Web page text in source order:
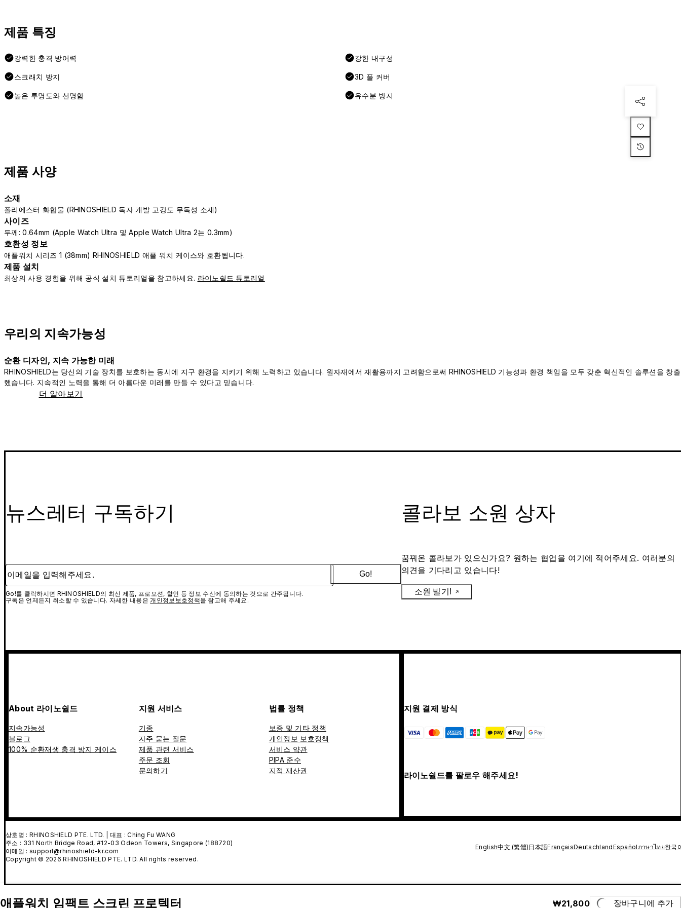
제품 특징
강력한 충격 방어력 강한 내구성
스크래치 방지 3D 풀 커버
높은 투명도와 선명함 유수분 방지
제품 사양
소재
폴리에스터 화합물 (RHINOSHIELD 독자 개발 고강도 무독성 소재)
사이즈
두께: 0.64mm (Apple Watch Ultra 및 Apple Watch Ultra 2는 0.3mm)
호환성 정보
애플워치 시리즈 1 (38mm) RHINOSHIELD 애플 워치 케이스와 호환됩니다.
제품 설치
최상의 사용 경험을 위해 공식 설치 튜토리얼을 참고하세요. 라이노쉴드 튜토리얼
우리의 지속가능성
순환 디자인, 지속 가능한 미래
RHINOSHIELD는 당신의 기술 장치를 보호하는 동시에 지구 환경을 지키기 위해 노력하고 있습니다. 원자재에서 재활용까지 고려함으로써 RHINOSHIELD 기능성과 환경 책임을 모두 갖춘 혁신적인 솔루션을 창출
했습니다. 지속적인 노력을 통해 더 아름다운 미래를 만들 수 있다고 믿습니다.
더 알아보기
₩21,800 장바구니에 추가
애플워치 임팩트 스크린 프로텍터
뉴스레터 구독하기
이메일을 입력해주세요.
Go!를 클릭하시면 RHINOSHIELD의 최신 제품, 프로모션, 할인 등 정보 수신에 동의하는 것으로 간주됩니다.
구독은 언제든지 취소할 수 있습니다. 자세한 내용은 개인정보보호정책을 참고해 주세요.
Go!
콜라보 소원 상자
꿈꿔온 콜라보가 있으신가요? 원하는 협업을 여기에 적어주세요. 여러분의
의견을 기다리고 있습니다!
소원 빌기!
About 라이노쉴드
지속가능성
블로그
100% 순환재생 충격 방지 케이스
지원 서비스
기종
자주 묻는 질문
제품 관련 서비스
주문 조회
문의하기
법률 정책
보증 및 기타 정책
개인정보 보호정책
서비스 약관
PIPA 준수
지적 재산권
지원 결제 방식
라이노쉴드를 팔로우 해주세요!
English中文 (繁體)日本語FrançaisDeutschlandEspañolภาษาไทย한국
상호명 : RHINOSHIELD PTE. LTD. | 대표 : Ching Fu WANG
주소 : 331 North Bridge Road, #12-03 Odeon Towers, Singapore (188720)
이메일 : support@rhinoshield-kr.com
Copyright © 2026 RHINOSHIELD PTE. LTD. All rights reserved.